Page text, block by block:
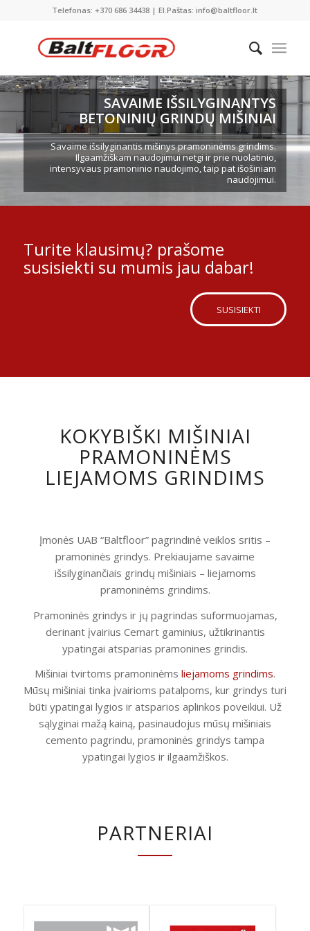
Telefonas: +370 686 34438 | El.Paštas: info@baltfloor.lt
SAVAIME IŠSILYGINANTYS
BETONINIŲ GRINDŲ MIŠINIAI
Savaime išsilyginantis mišinys pramoninėms grindims.
Ilgaamžiškam naudojimui netgi ir prie nuolatinio,
intensyvaus pramoninio naudojimo, taip pat išošiniam
naudojimui.
Turite klausimų? prašome
susisiekti su mumis jau dabar!
SUSISIEKTI
KOKYBIŠKI MIŠINIAI
PRAMONINĖMS
LIEJAMOMS GRINDIMS
Įmonės UAB “Baltfloor” pagrindinė veiklos sritis –
pramoninės grindys. Prekiaujame savaime
išsilyginančiais grindų mišiniais – liejamoms
pramoninėms grindims.
Pramoninės grindys ir jų pagrindas suformuojamas,
derinant įvairius Cemart gaminius, užtikrinantis
ypatingai atsparias pramonines grindis.
Mišiniai tvirtoms pramoninėms liejamoms grindims.
Mūsų mišiniai tinka įvairioms patalpoms, kur grindys turi
būti ypatingai lygios ir atsparios aplinkos poveikiui. Už
sąlyginai mažą kainą, pasinaudojus mūsų mišiniais
cemento pagrindu, pramoninės grindys tampa
ypatingai lygios ir ilgaamžiškos.
PARTNERIAI